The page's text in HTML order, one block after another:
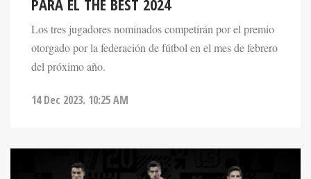
Los tres jugadores nominados competirán por el premio
otorgado por la federación de fútbol en el mes de febrero
del próximo año.